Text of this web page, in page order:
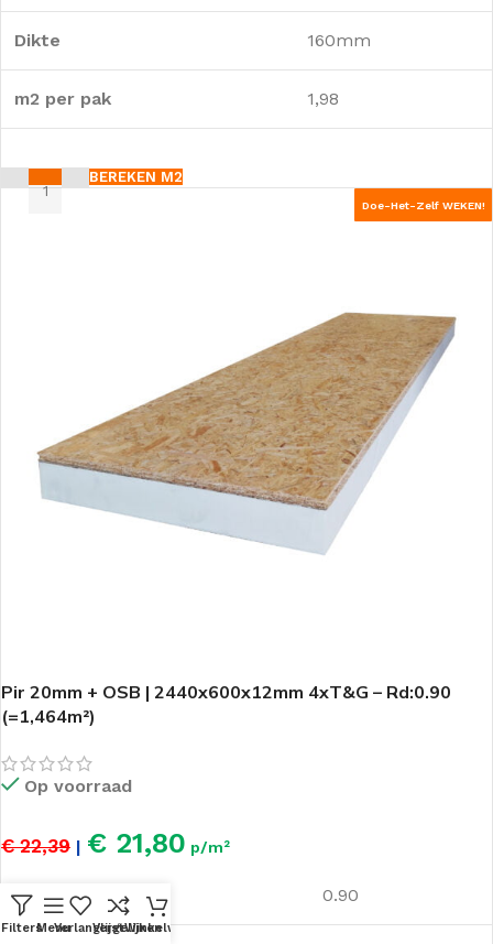
Dikte 160mm
m2 per pak 1,98
BEREKEN M2
Doe-Het-Zelf WEKEN!
Pir 20mm + OSB | 2440x600x12mm 4xT&G – Rd:0.90
(=1,464m²)
Op voorraad
€ 22,39 | € 21,80 p/m²
Rd - Waarde 0.90
FiltersMenuVerlanglijstVergelijken
Winkelwagen